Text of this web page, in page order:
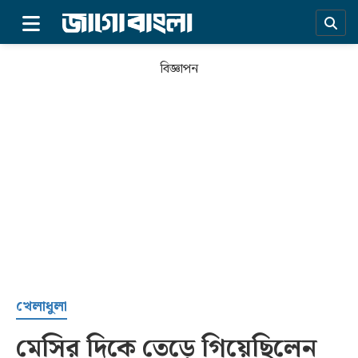
সর্বশেষ
বিজ্ঞাপন
খেলাধুলা
মেসির দিকে তেড়ে গিয়েছিলেন